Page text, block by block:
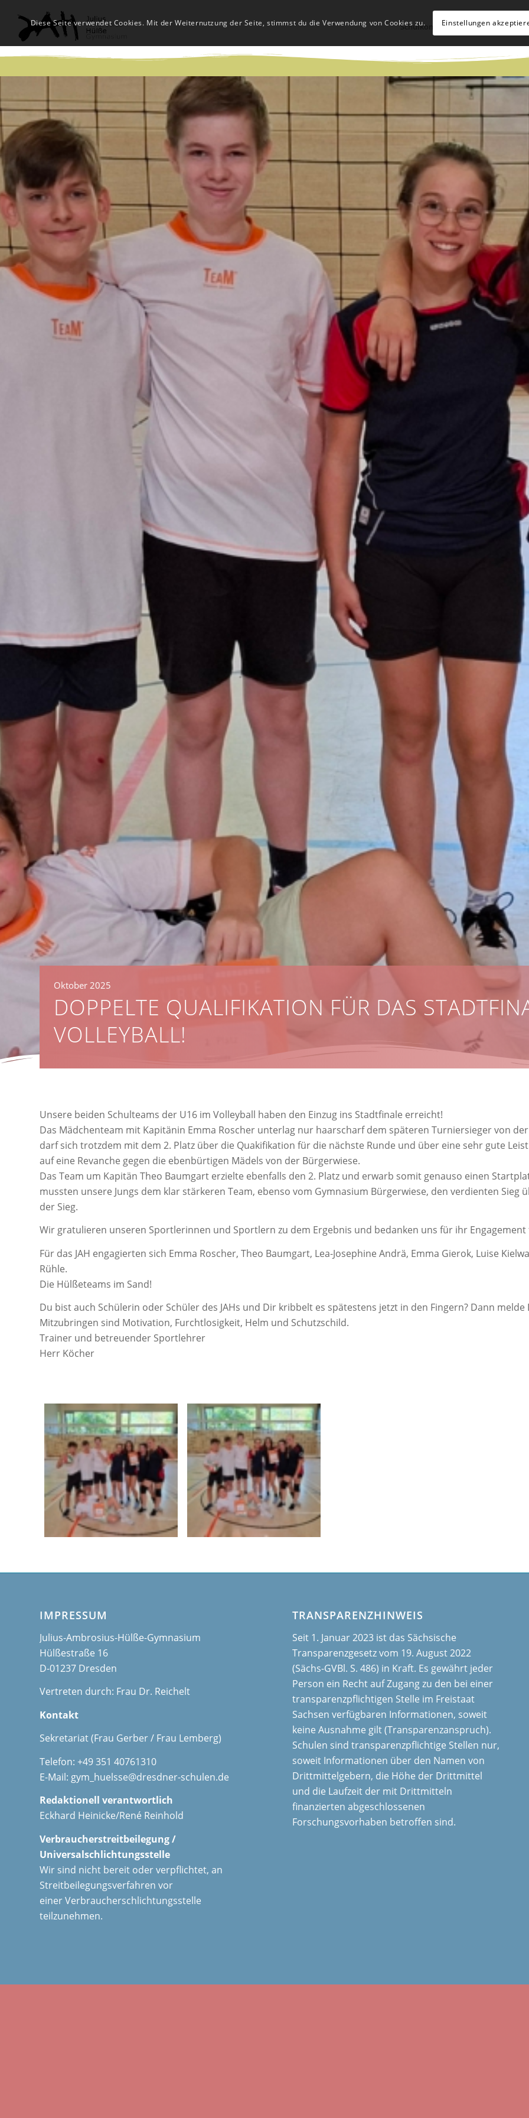
Schulkonzept Schulleben
Oktober 2025
DOPPELTE QUALIFIKATION FÜR DAS
VOLLEYBALL!
Unsere beiden Schulteams der U16 im Volleyball haben den Einzug ins Stadtfinale erreicht!
Das Mädchenteam mit Kapitänin Emma Roscher unterlag nur haarscharf dem späteren Turniersieger von
darf sich trotzdem mit dem 2. Platz über die Quakifikation für die nächste Runde und über eine sehr gute
auf eine Revanche gegen die ebenbürtigen Mädels von der Bürgerwiese.
Das Team um Kapitän Theo Baumgart erzielte ebenfalls den 2. Platz und erwarb somit genauso einen
mussten unsere Jungs dem klar stärkeren Team, ebenso vom Gymnasium Bürgerwiese, den verdienten Sieg
der Sieg.
Wir gratulieren unseren Sportlerinnen und Sportlern zu dem Ergebnis und bedanken uns für ihr Engagement
Für das JAH engagierten sich Emma Roscher, Theo Baumgart, Lea-Josephine Andrä, Emma Gierok, Luise
Rühle.
Die Hülßeteams im Sand!
Du bist auch Schülerin oder Schüler des JAHs und Dir kribbelt es spätestens jetzt in den Fingern? Dann
Mitzubringen sind Motivation, Furchtlosigkeit, Helm und Schutzschild.
Trainer und betreuender Sportlehrer
Herr Köcher
IMPRESSUM
Julius-Ambrosius-Hülße-Gymnasium
Hülßestraße 16
D-01237 Dresden
Vertreten durch: Frau Dr. Reichelt
Kontakt
Sekretariat (Frau Gerber / Frau Lemberg)
Telefon: +49 351 40761310
E-Mail: gym_huelsse@dresdner-schulen.de
Redaktionell verantwortlich
Eckhard Heinicke/René Reinhold
Verbraucherstreitbeilegung /
Universalschlichtungsstelle
Wir sind nicht bereit oder verpflichtet, an
Streitbeilegungsverfahren vor
einer Verbraucherschlichtungsstelle
teilzunehmen.
TRANSPARENZHINWEIS
Seit 1. Januar 2023 ist das Sächsische
Transparenzgesetz vom 19. August 2022
(Sächs-GVBl. S. 486) in Kraft. Es gewährt jeder
Person ein Recht auf Zugang zu den bei einer
transparenzpflichtigen Stelle im Freistaat
Sachsen verfügbaren Informationen, soweit
keine Ausnahme gilt (Transparenzanspruch).
Schulen sind transparenzpflichtige Stellen nur,
soweit Informationen über den Namen von
Drittmittelgebern, die Höhe der Drittmittel
und die Laufzeit der mit Drittmitteln
finanzierten abgeschlossenen
Forschungsvorhaben betroffen sind.
Diese Seite verwendet Cookies. Mit der Weiternutzung der Seite, stimmst du die Verwendung von Cookies zu. Einstellungen